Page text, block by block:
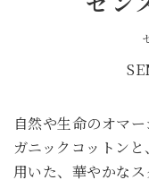
自然や生命のオマ
ガニックコットン
用いた、華やかなス